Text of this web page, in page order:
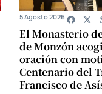
El Monasterio
de Monzón
oración con
Centenario del
Francisco de
5 Agosto 2026